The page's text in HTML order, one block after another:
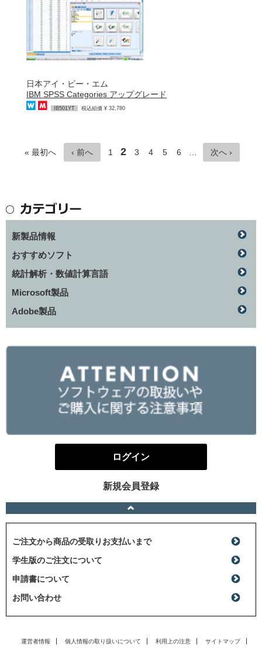
日本アイ・ビー・エム
IBM SPSS Categories アップグレード
IB501YT 税込組価 ¥ 32,780
« 最初へ ‹ 前へ 1 2 3 4 5 6 次へ ›
新製品情報
おすすめソフト
統計解析・数値計算言語
Microsoft製品
Adobe製品
ログイン
新規会員登録
ご注文から商品の受取りお支払いまで
学生版のご注文について
申請書について
お問い合わせ
運営者情報 個人情報の取り扱いについて 利用上の注意 サイトマップ